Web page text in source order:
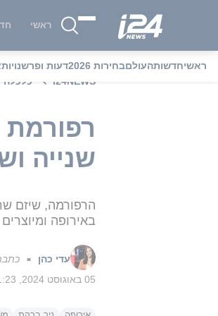
ראשי
ראשיחדשותהעולםבחירות 2026 דעות ופרשנויות
i24NEWS
כלכלה
שנייה
הרפורמה, שיזם
באירופה
עדי כהן ■
05 באוגוסט 2024, 11:23